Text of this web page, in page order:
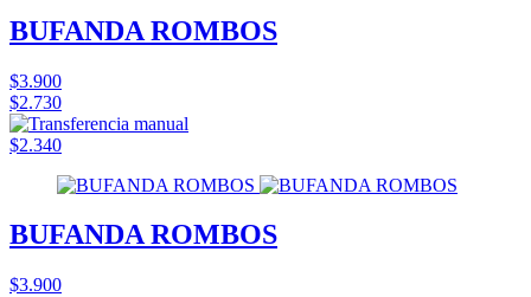
BUFANDA ROMBOS
$3.900
$2.730
$2.340
BUFANDA ROMBOS
$3.900